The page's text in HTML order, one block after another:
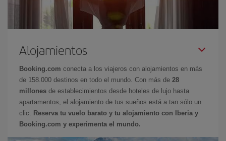
Alojamientos
Booking.com conecta a los viajeros con alojamientos en más
de 158.000 destinos en todo el mundo. Con más de 28
millones de establecimientos desde hoteles de lujo hasta
apartamentos, el alojamiento de tus sueños está a tan sólo un
clic.
Reserva tu vuelo barato y tu alojamiento con Iberia y
Booking.com y experimenta el mundo.